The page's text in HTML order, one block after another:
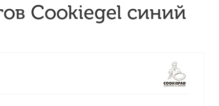
Cookiegel синий